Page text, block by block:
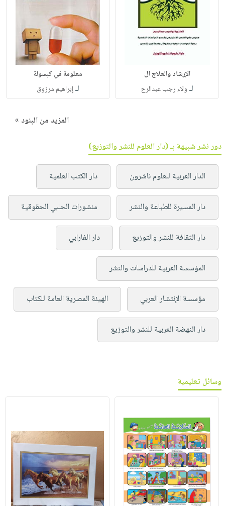
الإرشاد والعلاج ال
لـ ولاء رجب عبدالرح
معلومة في كبسولة
لـإبراهيم مرزوق
المزيد من البنود »
دور نشر شبيهة بـ (دار العلوم للنشر والتوزيع)
الدار العربية للعلوم ناشرون دار الكتب العلمية
دار المسيرة للطباعة والنشر منشورات الحلبي الحقوقية
دار الثقافة للنشر والتوزيع دار الفارابي
المؤسسة العربية للدراسات والنشر
مؤسسة الإنتشار العربي الهيئة المصرية العامة للكتاب
دار النهضة العربية للنشر والتوزيع
وسائل تعليمية